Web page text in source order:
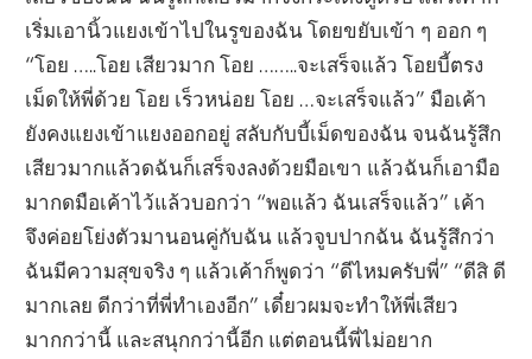
เริ่มเอานิ้วแยงเข้าไปในรูของฉัน โดยขยับเข้า ๆ ออก ๆ
“โอย …..โอย เสียวมาก โอย ……..จะเสร็จแล้ว โอยบี้ตรง
เม็ดให้พี่ด้วย โอย เร็วหน่อย โอย …จะเสร็จแล้ว” มือเค้า
ยังคงแยงเข้าแยงออกอยู่ สลับกับบี้เม็ดของฉัน จนฉันรู้สึก
เสียวมากแล้วดฉันก็เสร็จงลงด้วยมือเขา แล้วฉันก็เอามือ
มากดมือเค้าไว้แล้วบอกว่า “พอแล้ว ฉันเสร็จแล้ว” เค้า
จึงค่อยโย่งตัวมานอนคู่กับฉัน แล้วจูบปากฉัน ฉันรู้สึกว่า
ฉันมีความสุขจริง ๆ แล้วเค้าก็พูดว่า “ดีไหมครับพี่” “ดีสิ ดี
มากเลย ดีกว่าที่พี่ทำเองอีก” เดี๋ยวผมจะทำให้พี่เสียว
มากกว่านี้ และสนุกกว่านี้อีก แต่ตอนนี้พี่ไม่อยาก